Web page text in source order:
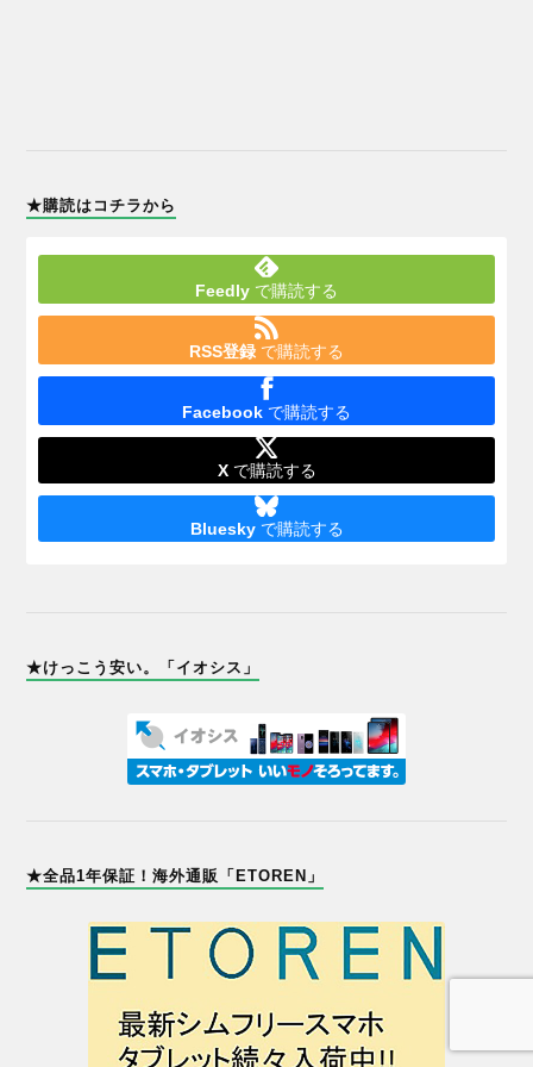
★購読はコチラから
Feedly で購読する
RSS登録 で購読する
Facebook で購読する
Xで購読する
Blueskyで購読する
★けっこう安い。「イオシス」
★全品1年保証！海外通販「ETOREN」